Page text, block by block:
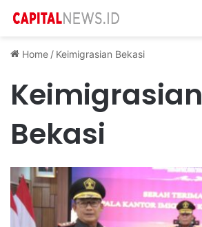
Home / Keimigrasian Bekasi
Keimigrasian
Bekasi